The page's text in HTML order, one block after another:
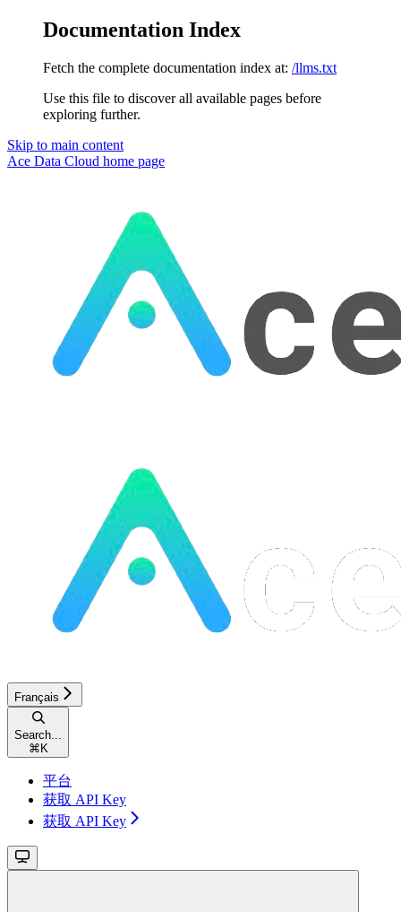
Documentation Index
Fetch the complete documentation index at: /llms.txt
Use this file to discover all available pages before
exploring further.
Skip to main content
Ace Data Cloud home page
Français
Search...
⌘ K
平台
获取 API Key
获取 API Key